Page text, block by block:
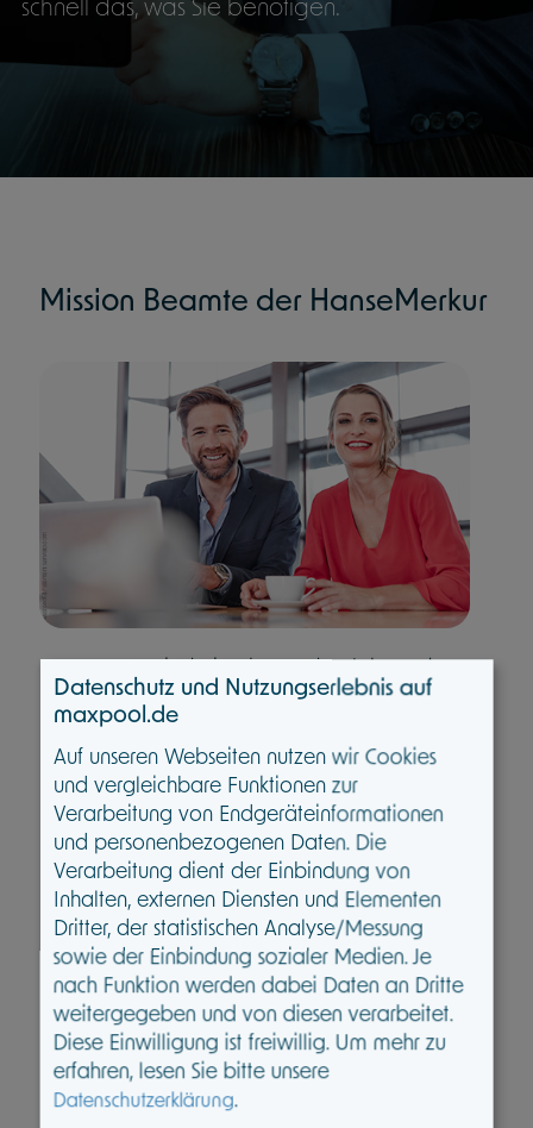
schnell das, was Sie benötigen.
Mission Beamte der HanseMerkur
Beamte sind eine besonders lohnende
Zielgruppe: Sie verfügen über ein
vergleichsweise hohes und stabiles
Einkommen und zeigen sich nach wie
vor sehr loyal gegenüber dem Makler.
Gleichzeitig sind Beamte anspruchsvoll.
Sie erwarten exzellenten Service, hohe
Fachkompetenz und leistungsstarke
Produkte.
Genau hier setzt die HanseMerkur an –
mit ihren neuen Top-
Versicherungsprodukten speziell für
Beamte.
Die neuen Tarife Be Fit Best und Be Fit
Best S wurden bereits jetzt mit
Bestnoten ausgezeichnet.
Datenschutz und Nutzungserlebnis auf
maxpool.de
Auf unseren Webseiten nutzen wir Cookies
und vergleichbare Funktionen zur
Verarbeitung von Endgeräteinformationen
und personenbezogenen Daten. Die
Verarbeitung dient der Einbindung von
Inhalten, externen Diensten und Elementen
Dritter, der statistischen Analyse/Messung
sowie der Einbindung sozialer Medien. Je
nach Funktion werden dabei Daten an Dritte
weitergegeben und von diesen verarbeitet.
Diese Einwilligung ist freiwillig. Um mehr zu
erfahren, lesen Sie bitte unsere
Datenschutzerklärung